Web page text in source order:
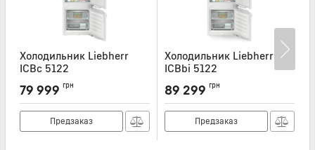
Холодильник Liebherr
ICBc 5122
ICBC5122
79 999 грн
Предзаказ
Холодильник Liebherr
ICBbi 5122
ICBBI5122
89 299 грн
Предзаказ